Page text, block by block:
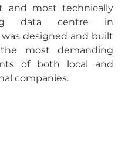
and most technically
data centre in
was designed and built
most demanding
of both local and
companies.